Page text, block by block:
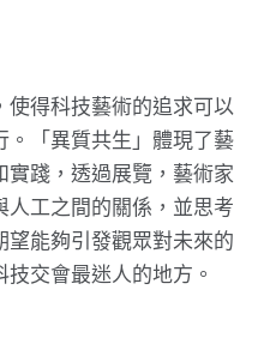
使得科技藝術的追求可以
。「異質共生」體現了藝
踐，透過展覽，藝術家
工之間的關係，並思考
望能夠引發觀眾對未來的
交會最迷人的地方。